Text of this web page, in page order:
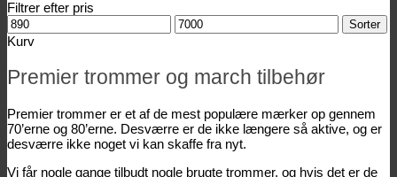
Filtrer efter pris
Mindstepris
Maks.
pris
Sorter
Kurv
Premier trommer og march tilbehør
Premier trommer er et af de mest populære mærker op gennem
70’erne og 80’erne. Desværre er de ikke længere så aktive, og er
desværre ikke noget vi kan skaffe fra nyt.
Vi får nogle gange tilbudt nogle brugte trommer, og hvis det er de